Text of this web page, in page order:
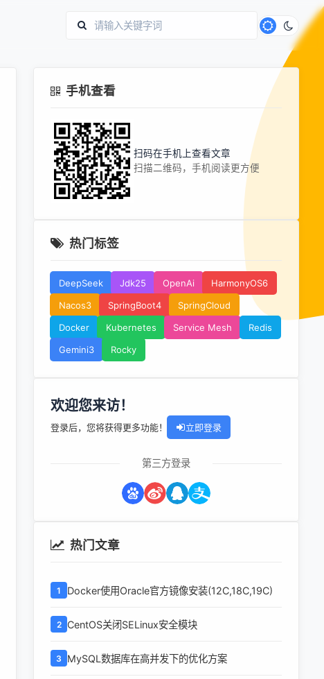
手机查看
扫码在手机上查看文章
扫描二维码，手机阅读更方便
热门标签
DeepSeek Jdk25 OpenAi
HarmonyOS6
Nacos3
SpringBoot4
SpringCloud
Docker
Kubernetes Service Mesh
Redis
Gemini3
Rocky
欢迎您来访！
登录后，您将获得更多功能！ 立即登录
第三方登录
热门文章
1 Docker使用Oracle官方镜像安装(12C,18C,19C)
2 CentOS关闭SELinux安全模块
3 MySQL数据库在高并发下的优化方案